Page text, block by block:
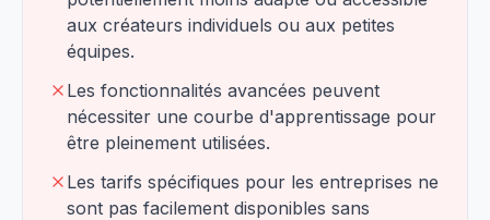
aux créateurs individuels ou aux petites
équipes.
Les fonctionnalités avancées peuvent
nécessiter une courbe d'apprentissage pour
être pleinement utilisées.
Les tarifs spécifiques pour les entreprises ne
sont pas facilement disponibles sans